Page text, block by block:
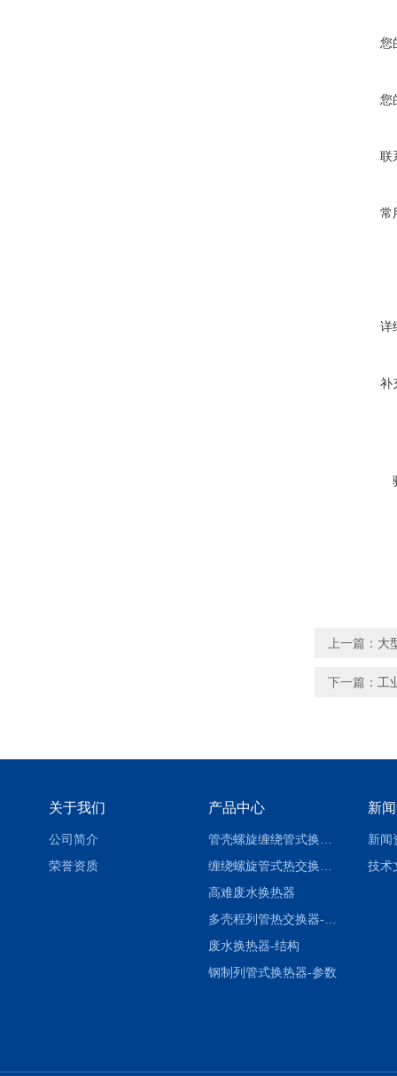
您
您
联
常
详
补
上一篇： 大
下一篇： 工
关于我们
公司简介
荣誉资质
产品中心
高难废水换热器
废水换热器-结构
钢制列管式换热器-参数
新
新闻
技术